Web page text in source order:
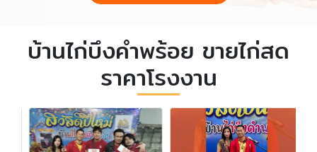
บ้านไก่บึงคำพร้อย ขายไก่สด
ราคาโรงงาน